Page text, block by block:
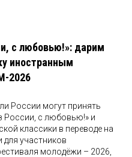
с любовью!»: дарим
иностранным
2026
России могут принять
России, с любовью!» и
классики в переводе на
для участников
молодёжи – 2026,